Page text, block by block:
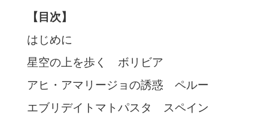
【目次】
はじめに
星空の上を歩く ボリビア
アヒ・アマリージョの誘惑 ペルー
エブリデイトマトパスタ スペイン